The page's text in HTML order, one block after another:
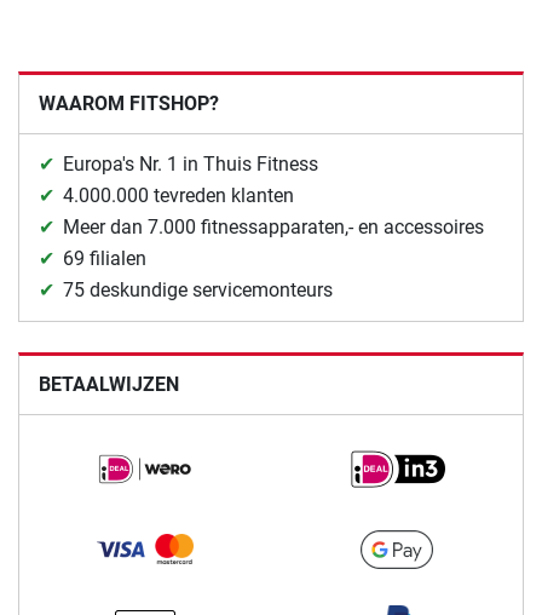
WAAROM FITSHOP?
Europa's Nr. 1 in Thuis Fitness
4.000.000 tevreden klanten
Meer dan 7.000 fitnessapparaten,- en accessoires
69 filialen
75 deskundige servicemonteurs
BETAALWIJZEN